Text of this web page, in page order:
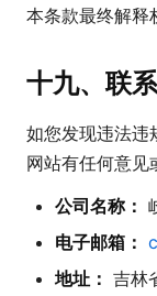
本条款最终解释
十九、联
如您发现违法违
网站有任何意见
公司名称：
电子邮箱：
地址： 吉林